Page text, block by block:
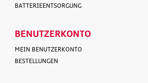
BATTERIEENTSORGUNG
BENUTZERKONTO
MEIN BENUTZERKONTO
BESTELLUNGEN